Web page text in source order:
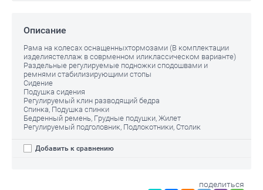
Описание
Рама на колесах оснащенныхтормозами (В комплектации
изделиястеллаж в соврменном иликлассическом варианте)
Раздельные регулируемые подножки сподошвами и
ремнями стабилизирующими стопы
Сидение
Подушка сидения
Регулируемый клин разводящий бедра
Спинка, Подушка спинки
Бедренный ремень, Грудные подушки, Жилет
Регулируемый подголовник, Подлокотники, Столик
Добавить к сравнению
поделиться